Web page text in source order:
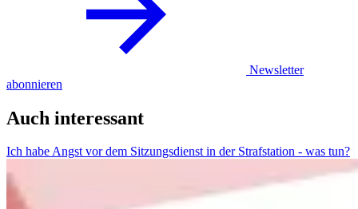
Newsletter
abonnieren
Auch interessant
Ich habe Angst vor dem Sitzungsdienst in der Strafstation - was tun?